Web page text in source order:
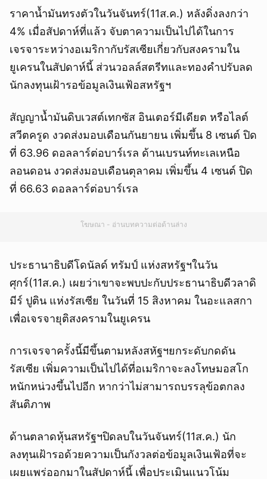
ราคาน้ำมันทรงตัวในวันจันทร์(11ส.ค.) หลังดิ่งลงกว่า
4% เมื่อสัปดาห์ที่แล้ว จับตาความเป็นไปได้ในการ
เจรจาระหว่างอเมริกากับรัสเซียเกี่ยวกับสงครามใน
ยูเครนในสัปดาห์นี้ ส่วนวอลล์สตรีทและทองคำปรับลด
นักลงทุนเฝ้ารอข้อมูลเงินเฟ้อสหรัฐฯ
สัญญาน้ำมันดิบเวสต์เทกซัส อินเตอร์มีเดียต หรือไลต์
สวีตครูด งวดส่งมอบเดือนกันยายน เพิ่มขึ้น 8 เซนต์ ปิด
ที่ 63.96 ดอลลาร์ต่อบาร์เรล ด้านเบรนท์ทะเลเหนือ
ลอนดอน งวดส่งมอบเดือนตุลาคม เพิ่มขึ้น 4 เซนต์ ปิด
ที่ 66.63 ดอลลาร์ต่อบาร์เรล
โฆษณา - อ่านบทความต่อด้านล่าง
ประธานาธิบดีโดนัลด์ ทรัมป์ แห่งสหรัฐฯในวัน
ศุกร์(11ส.ค.) เผยว่าเขาจะพบปะกับประธานาธิบดีวลาดิ
มีร์ ปูติน แห่งรัสเซีย ในวันที่ 15 สิงหาคม ในอะแลสกา
เพื่อเจรจายุติสงครามในยูเครน
การเจรจาครั้งนี้มีขึ้นตามหลังสหัฐฯยกระดับกดดัน
รัสเซีย เพิ่มความเป็นไปได้ที่อเมริกาจะลงโทษมอสโก
หนักหน่วงขึ้นไปอีก หากว่าไม่สามารถบรรลุข้อตกลง
สันติภาพ
ด้านตลาดหุ้นสหรัฐฯปิดลบในวันจันทร์(11ส.ค.) นัก
ลงทุนเฝ้ารอด้วยความเป็นกังวลต่อข้อมูลเงินเฟ้อที่จะ
เผยแพร่ออกมาในสัปดาห์นี้ เพื่อประเมินแนวโน้ม